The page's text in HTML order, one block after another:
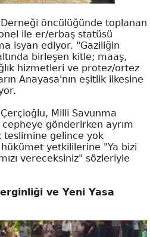
öncülüğünde toplanan
ile er/erbaş statüsü
isyan ediyor. "Gaziliğin
birleşen kitle; maaş,
hizmetleri ve protez/ortez
Anayasa'nın eşitlik ilkesine
Milli Savunma
cepheye gönderirken ayrım
teslimine gelince yok
hükümet yetkililerine "Ya bizi
vereceksiniz" sözleriyle
ve Yeni Yasa